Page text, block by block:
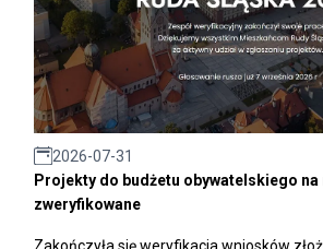
2026-07-31
Projekty do budżetu obywatelskiego na
zweryfikowane
Zakończyła się weryfikacja wniosków